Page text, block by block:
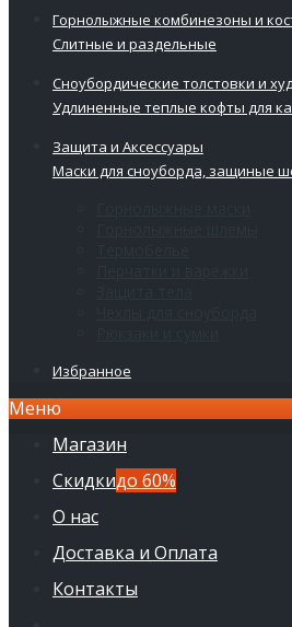
Горнолыжные комбинезоны и
Слитные и раздельные
Сноубордические толстовки и
Удлиненные теплые кофты для
Защита и Аксессуары
Маски для сноуборда, защиные
Избранное
Меню
Магазин
Скидкидо 60%
О нас
Доставка и Оплата
Контакты